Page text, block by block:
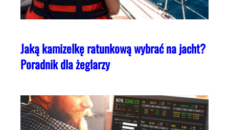
Jaką kamizelkę ratunkową wybrać na jacht?
Poradnik dla żeglarzy